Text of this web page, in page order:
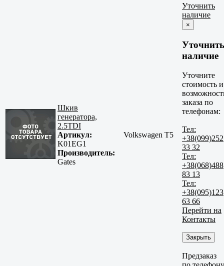
Шкив
генератора,
2.5TDI
Артикул:
K01EG1
Производитель:
Gates
Volkswagen T5
Уточнить
наличие
×
Уточнить
наличие
Уточните
стоимость и
заказа по
телефонам:
Тел:
+38(099)252
33 32
Тел:
+38(068)488
83 13
Тел:
+38(095)123
63 66
Перейти на
Контакты
Закрыть
Предзаказ